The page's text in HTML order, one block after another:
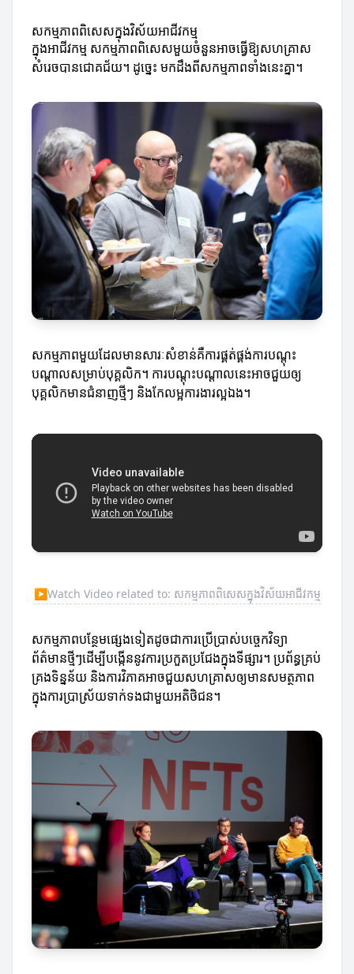
សកម្មភាពពិសេសក្នុងវិស័យអាជីវកម្ម
ក្នុងអាជីវកម្ម សកម្មភាពពិសេសមួយចំនួនអាចធ្វើឱ្យសហគ្រាស
សំរេចបានជោគជ័យ។ ដូច្នេះ មកដឹងពីសកម្មភាពទាំងនេះគ្នា។
សកម្មភាពមួយដែលមានសារៈសំខាន់គឺការផ្គត់ផ្គង់ការបណ្តុះ
បណ្តាលសម្រាប់បុគ្គលិក។ ការបណ្តុះបណ្តាលនេះអាចជួយឲ្យ
បុគ្គលិកមានជំនាញថ្មីៗ និងកែលម្អការងារល្អឯង។
▶Watch Video related to: សកម្មភាពពិសេសក្នុងវិស័យអាជីវកម្ម
សកម្មភាពបន្ថែមផ្សេងទៀតដូចជាការប្រើប្រាស់បច្ចេកវិទ្យា
ព័ត៌មានថ្មីៗដើម្បីបង្កើននូវការប្រកួតប្រជែងក្នុងទីផ្សារ។ ប្រព័ន្ធគ្រប់
គ្រងទិន្នន័យ និងការវិភាគអាចជួយសហគ្រាសឲ្យមានសមត្ថភាព
ក្នុងការប្រាស្រ័យទាក់ទងជាមួយអតិថិជន។